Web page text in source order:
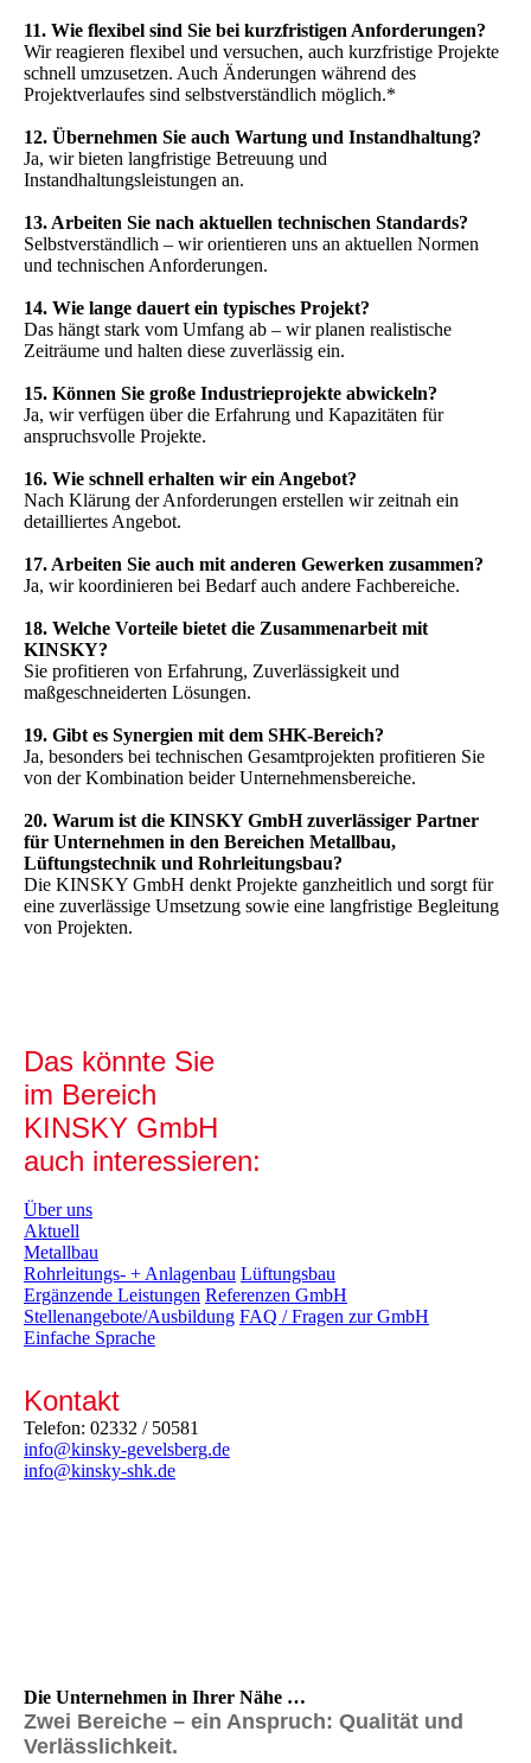
11. Wie flexibel sind Sie bei kurzfristigen Anforderungen?
Wir reagieren flexibel und versuchen, auch kurzfristige Projekte
schnell umzusetzen. Auch Änderungen während des
Projektverlaufes sind selbstverständlich möglich.*
12. Übernehmen Sie auch Wartung und Instandhaltung?
Ja, wir bieten langfristige Betreuung und
Instandhaltungsleistungen an.
13. Arbeiten Sie nach aktuellen technischen Standards?
Selbstverständlich – wir orientieren uns an aktuellen Normen
und technischen Anforderungen.
14. Wie lange dauert ein typisches Projekt?
Das hängt stark vom Umfang ab – wir planen realistische
Zeiträume und halten diese zuverlässig ein.
15. Können Sie große Industrieprojekte abwickeln?
Ja, wir verfügen über die Erfahrung und Kapazitäten für
anspruchsvolle Projekte.
16. Wie schnell erhalten wir ein Angebot?
Nach Klärung der Anforderungen erstellen wir zeitnah ein
detailliertes Angebot.
17. Arbeiten Sie auch mit anderen Gewerken zusammen?
Ja, wir koordinieren bei Bedarf auch andere Fachbereiche.
18. Welche Vorteile bietet die Zusammenarbeit mit
KINSKY?
Sie profitieren von Erfahrung, Zuverlässigkeit und
maßgeschneiderten Lösungen.
19. Gibt es Synergien mit dem SHK-Bereich?
Ja, besonders bei technischen Gesamtprojekten profitieren Sie
von der Kombination beider Unternehmensbereiche.
20. Warum ist die KINSKY GmbH zuverlässiger Partner
für Unternehmen in den Bereichen Metallbau,
Lüftungstechnik und Rohrleitungsbau?
Die KINSKY GmbH denkt Projekte ganzheitlich und sorgt für
eine zuverlässige Umsetzung sowie eine langfristige Begleitung
von Projekten.
Das könnte Sie
im Bereich
KINSKY GmbH
auch interessieren:
Über uns
Aktuell
Metallbau
Rohrleitungs- + Anlagenbau Lüftungsbau
Ergänzende Leistungen Referenzen GmbH
Stellenangebote/Ausbildung FAQ / Fragen zur GmbH
Einfache Sprache
Kontakt
Telefon: 02332 / 50581
info@kinsky-gevelsberg.de
info@kinsky-shk.de
Die Unternehmen in Ihrer Nähe …
Zwei Bereiche – ein Anspruch: Qualität und
Verlässlichkeit.